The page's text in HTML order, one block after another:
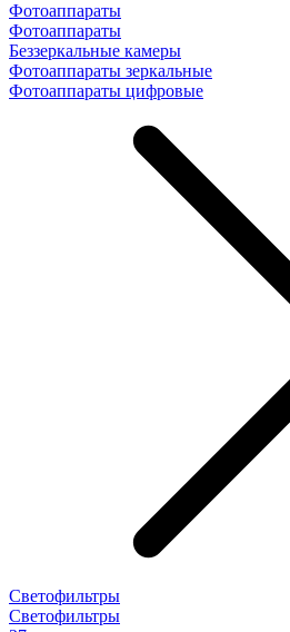
Фотоаппараты
Фотоаппараты
Беззеркальные камеры
Фотоаппараты зеркальные
Фотоаппараты цифровые
Светофильтры
Светофильтры